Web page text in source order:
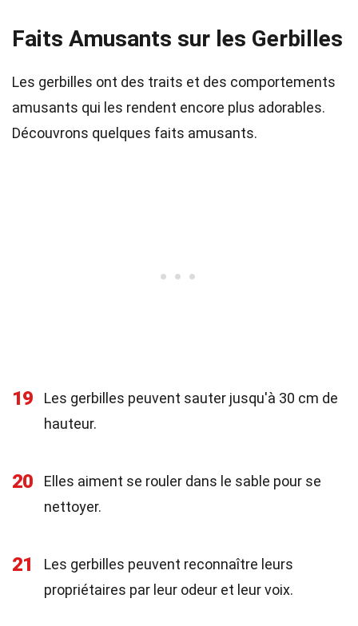
Faits Amusants sur les Gerbilles
Les gerbilles ont des traits et des comportements
amusants qui les rendent encore plus adorables.
Découvrons quelques faits amusants.
19
Les gerbilles peuvent sauter jusqu'à 30 cm de
hauteur.
20
Elles aiment se rouler dans le sable pour se
nettoyer.
21
Les gerbilles peuvent reconnaître leurs
propriétaires par leur odeur et leur voix.